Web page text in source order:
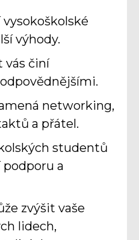
vysokoškolské
výhody.
vás činí
networking,
a přátel.
studentů
a
zvýšit vaše
lidech,